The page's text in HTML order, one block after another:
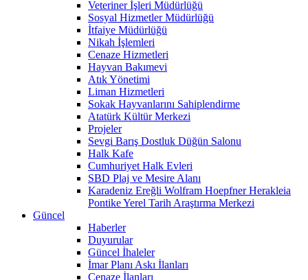
Veteriner İşleri Müdürlüğü
Sosyal Hizmetler Müdürlüğü
İtfaiye Müdürlüğü
Nikah İşlemleri
Cenaze Hizmetleri
Hayvan Bakımevi
Atık Yönetimi
Liman Hizmetleri
Sokak Hayvanlarını Sahiplendirme
Atatürk Kültür Merkezi
Projeler
Sevgi Barış Dostluk Düğün Salonu
Halk Kafe
Cumhuriyet Halk Evleri
SBD Plaj ve Mesire Alanı
Karadeniz Ereğli Wolfram Hoepfner Herakleia
Pontike Yerel Tarih Araştırma Merkezi
Güncel
Haberler
Duyurular
Güncel İhaleler
İmar Planı Askı İlanları
Cenaze İlanları